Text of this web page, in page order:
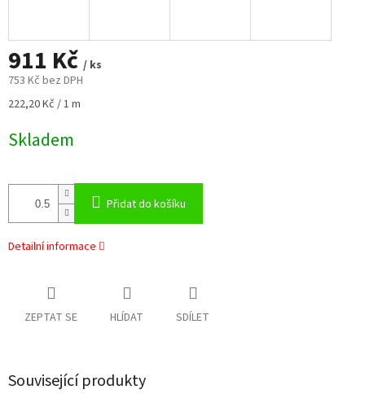
911 Kč / ks
753 Kč bez DPH
Měrná
222,20 Kč / 1 m
Skladem
Přidat do košíku
Detailní informace
ZEPTAT SE HLÍDAT SDÍLET
Související produkty